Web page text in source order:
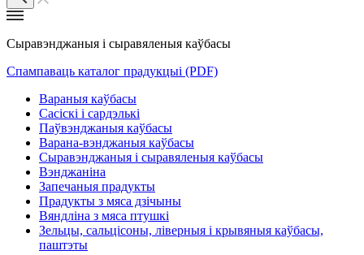
Сыравэнджаныя і сыравяленыя каўбасы
Спампаваць каталог прадукцыі (PDF)
Вараныя каўбасы
Сасіскі і сардэлькі
Паўвэнджаныя каўбасы
Варана-вэнджаныя каўбасы
Сыравэнджаныя і сыравяленыя каўбасы
Вэнджаніна
Запечаныя прадукты
Прадукты з мяса дзічыны
Вяндліна з мяса птушкі
Зельцы, сальцісоны, ліверныя і крывяныя каўбасы,
паштэты